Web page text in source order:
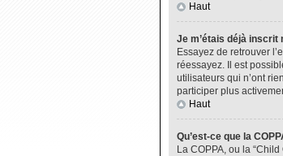
Haut
Je m’étais déjà inscrit
Essayez de retrouver
réessayez. Il est
utilisateurs qui n’ont
participer plus
Haut
Qu’est-ce que la
La COPPA, ou la